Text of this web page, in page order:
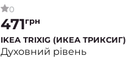
0
471грн
IKEA TRIXIG (ИКЕА ТРИКСИГ)
Духовний рівень